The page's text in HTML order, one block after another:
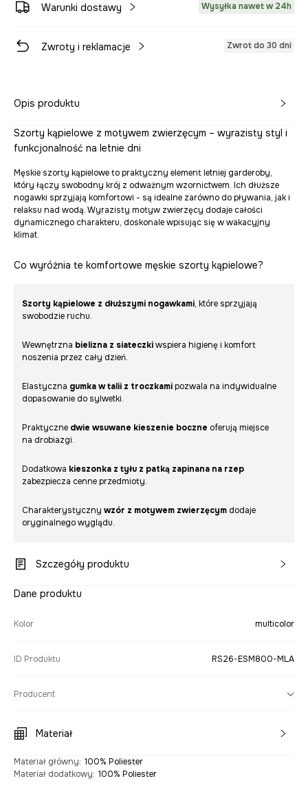
Warunki dostawy Wysyłka nawet w 24h
Zwroty i reklamacje Zwrot do 30 dni
Opis produktu
Szorty kąpielowe z motywem zwierzęcym – wyrazisty styl i
funkcjonalność na letnie dni
Męskie szorty kąpielowe to praktyczny element letniej garderoby,
który łączy swobodny krój z odważnym wzornictwem. Ich dłuższe
nogawki sprzyjają komfortowi - są idealne zarówno do pływania, jak i
relaksu nad wodą. Wyrazisty motyw zwierzęcy dodaje całości
dynamicznego charakteru, doskonale wpisując się w wakacyjny
klimat.
Co wyróżnia te komfortowe męskie szorty kąpielowe?
Szorty kąpielowe z dłuższymi nogawkami, które sprzyjają
swobodzie ruchu.
Wewnętrzna bielizna z siateczkiwspiera higienę i komfort
noszenia przez cały dzień.
Elastyczna gumka w talii z troczkami pozwala na indywidualne
dopasowanie do sylwetki.
Praktyczne dwie wsuwane kieszenie boczne oferują miejsce
na drobiazgi.
Dodatkowa kieszonka z tyłu z patką zapinana na rzep
zabezpiecza cenne przedmioty.
Charakterystyczny wzór z motywem zwierzęcym dodaje
oryginalnego wyglądu.
Szczegóły produktu
Dane produktu
Kolor multicolor
ID Produktu RS26-ESM800-MLA
Producent
Materiał
Materiał główny: 100% Poliester
Materiał dodatkowy: 100% Poliester